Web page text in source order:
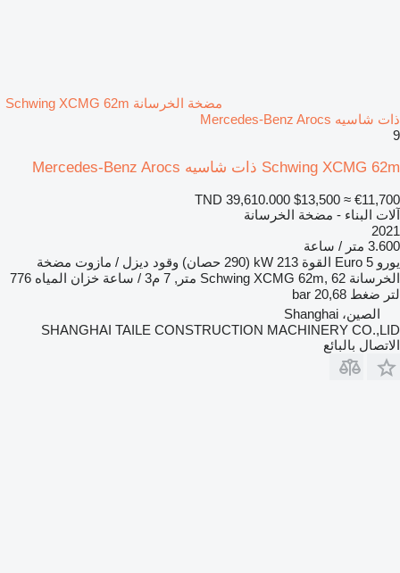
مضخة الخرسانة Schwing XCMG 62m
ذات شاسيه Mercedes-Benz Arocs
9
Schwing XCMG 62m ذات شاسيه Mercedes-Benz Arocs
TND 39,610.000 $13,500 ≈ €11,700
آلات البناء - مضخة الخرسانة
2021
3.600 متر / ساعة
يورو Euro 5 القوة 213 kW (290 حصان) وقود ديزل / مازوت مضخة
الخرسانة Schwing XCMG 62m, 62 متر, 7 م3 / ساعة خزان المياه 776
لتر ضغط 20,68 bar
الصين، Shanghai
SHANGHAI TAILE CONSTRUCTION MACHINERY CO.,LID
الاتصال بالبائع